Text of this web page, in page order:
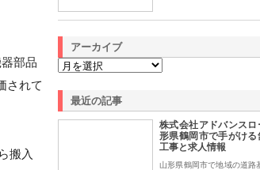
部品
されて
搬入
アーカイブ
最近の記事
株式会社アドバンスロ
形県鶴岡市で手がける
工事と求人情報
山形県鶴岡市で地域の道路